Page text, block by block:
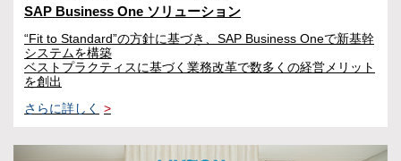
SAP Business One ソリューション
“Fit to Standard”の方針に基づき、SAP Business Oneで新基幹
システムを構築
ベストプラクティスに基づく業務改革で数多くの経営メリット
を創出
さらに詳しく
>